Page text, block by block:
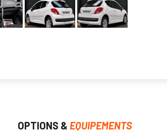
OPTIONS & EQUIPEMENTS